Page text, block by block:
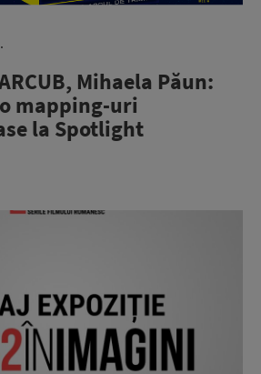
Mihaela Păun:
mapping-uri
la Spotlight